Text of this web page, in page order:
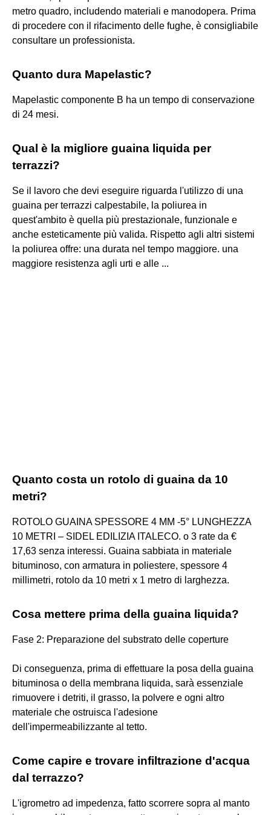
metro quadro, includendo materiali e manodopera. Prima
di procedere con il rifacimento delle fughe, è consigliabile
consultare un professionista.
Quanto dura Mapelastic?
Mapelastic componente B ha un tempo di conservazione
di 24 mesi.
Qual è la migliore guaina liquida per
terrazzi?
Se il lavoro che devi eseguire riguarda l'utilizzo di una
guaina per terrazzi calpestabile, la poliurea in
quest'ambito è quella più prestazionale, funzionale e
anche esteticamente più valida. Rispetto agli altri sistemi
la poliurea offre: una durata nel tempo maggiore. una
maggiore resistenza agli urti e alle ...
Quanto costa un rotolo di guaina da 10
metri?
ROTOLO GUAINA SPESSORE 4 MM -5° LUNGHEZZA
10 METRI – SIDEL EDILIZIA ITALECO. o 3 rate da €
17,63 senza interessi. Guaina sabbiata in materiale
bituminoso, con armatura in poliestere, spessore 4
millimetri, rotolo da 10 metri x 1 metro di larghezza.
Cosa mettere prima della guaina liquida?
Fase 2: Preparazione del substrato delle coperture
Di conseguenza, prima di effettuare la posa della guaina
bituminosa o della membrana liquida, sarà essenziale
rimuovere i detriti, il grasso, la polvere e ogni altro
materiale che ostruisca l'adesione
dell'impermeabilizzante al tetto.
Come capire e trovare infiltrazione d'acqua
dal terrazzo?
L'igrometro ad impedenza, fatto scorrere sopra al manto